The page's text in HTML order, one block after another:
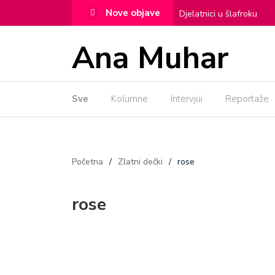
Nove objave Djelatnici u šlafroku
Todos Santos
Dama iz Covent Gardena
Ana Muhar
Sve Kolumne Intervjui Reportaže
Početna / Zlatni dečki / rose
rose